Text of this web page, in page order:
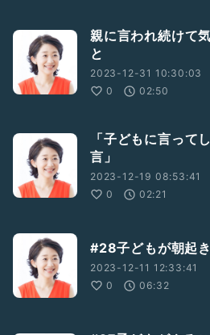
親に言われ続けて
と
2023-12-31 10:30:03
0
02:50
「子どもに言って
言」
2023-12-19 08:53:41
0
02:21
#28子どもが朝起
2023-12-11 12:33:41
0
06:32